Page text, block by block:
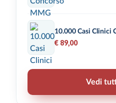
10.000 Casi Clinici
€ 89,00
Vedi